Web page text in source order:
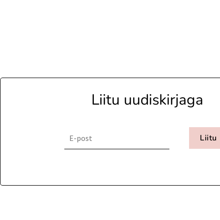
Liitu uudiskirjaga
Liitu